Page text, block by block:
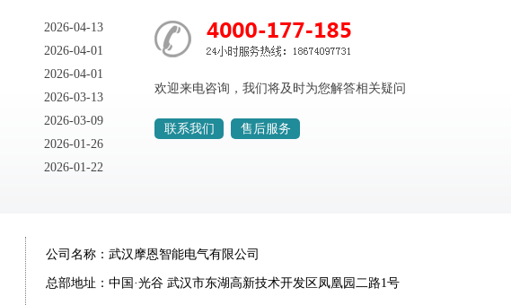
2026-04-13
2026-04-01
2026-04-01
2026-03-13
2026-03-09
2026-01-26
2026-01-22
欢迎来电咨询，我们将及时为您解答相关疑问
联系我们 售后服务
公司名称：武汉摩恩智能电气有限公司
总部地址：中国·光谷 武汉市东湖高新技术开发区凤凰园二路1号